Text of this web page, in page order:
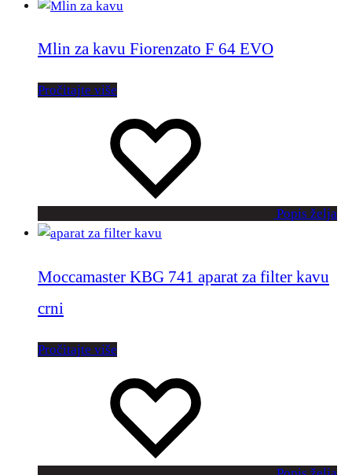
Mlin za kavu Fiorenzato F 64 EVO
Pročitajte više
Popis želja
Moccamaster KBG 741 aparat za filter kavu
crni
Pročitajte više